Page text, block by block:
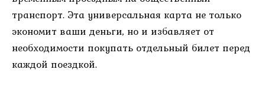
транспорт. Эта универсальная карта не только
экономит ваши деньги, но и избавляет от
необходимости покупать отдельный билет перед
каждой поездкой.